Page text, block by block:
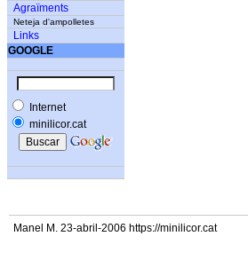
Agraïments
Neteja d'ampolletes
Links
GOOGLE
Internet
minilicor.cat
Manel M. 23-abril-2006 https://minilicor.cat